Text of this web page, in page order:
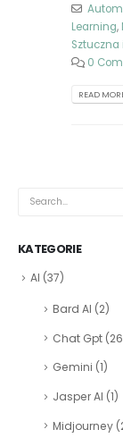
Learning,
0
READ
KATEGORIE
AI (37)
Bard AI (2)
Chat Gpt
Gemini (1)
Jasper AI (1)
Midjourney